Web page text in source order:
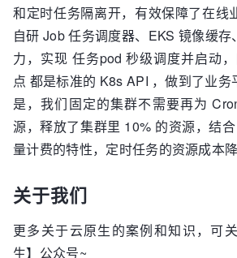
和定时任务隔离开，有效保障了在线
自研 Job 任务调度器、EKS 镜像缓
力，实现 任务pod 秒级调度并启动
点 都是标准的 K8s API ，做到了业
是，我们固定的集群不需要再为
源，释放了集群里 10% 的资源，结
量计费的特性，定时任务的资源成本
关于我们
更多关于云原生的案例和知识，可
生】公众号~